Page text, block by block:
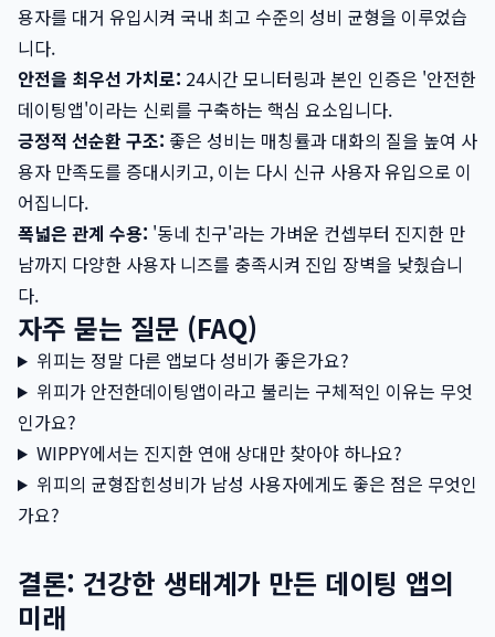
용자를 대거 유입시켜 국내 최고 수준의 성비 균형을 이루었습
니다.
안전을 최우선 가치로: 24시간 모니터링과 본인 인증은 '안전한
데이팅앱'이라는 신뢰를 구축하는 핵심 요소입니다.
긍정적 선순환 구조: 좋은 성비는 매칭률과 대화의 질을 높여 사
용자 만족도를 증대시키고, 이는 다시 신규 사용자 유입으로 이
어집니다.
폭넓은 관계 수용: '동네 친구'라는 가벼운 컨셉부터 진지한 만
남까지 다양한 사용자 니즈를 충족시켜 진입 장벽을 낮췄습니
다.
자주 묻는 질문 (FAQ)
위피는 정말 다른 앱보다 성비가 좋은가요?
위피가 안전한데이팅앱이라고 불리는 구체적인 이유는 무엇
인가요?
WIPPY에서는 진지한 연애 상대만 찾아야 하나요?
위피의 균형잡힌성비가 남성 사용자에게도 좋은 점은 무엇인
가요?
결론: 건강한 생태계가 만든 데이팅 앱의
미래